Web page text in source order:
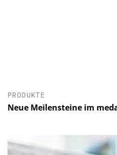
PRODUKTE
Neue Meilensteine im